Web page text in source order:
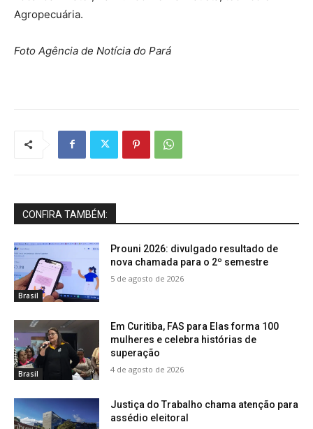
Agropecuária.
Foto Agência de Notícia do Pará
CONFIRA TAMBÉM:
Brasil
Prouni 2026: divulgado resultado de
nova chamada para o 2º semestre
5 de agosto de 2026
Brasil
Em Curitiba, FAS para Elas forma 100
mulheres e celebra histórias de
superação
4 de agosto de 2026
Justiça do Trabalho chama atenção para
assédio eleitoral